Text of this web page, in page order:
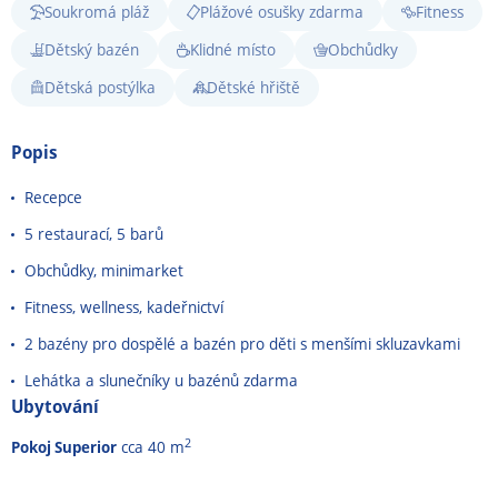
Soukromá pláž
Plážové osušky zdarma
Fitness
Dětský bazén
Klidné místo
Obchůdky
Dětská postýlka
Dětské hřiště
Popis
Recepce
5 restaurací, 5 barů
Obchůdky, minimarket
Fitness, wellness, kadeřnictví
2 bazény pro dospělé a bazén pro děti s menšími skluzavkami
Lehátka a slunečníky u bazénů zdarma
Ubytování
Pokoj Superior cca 40 m2